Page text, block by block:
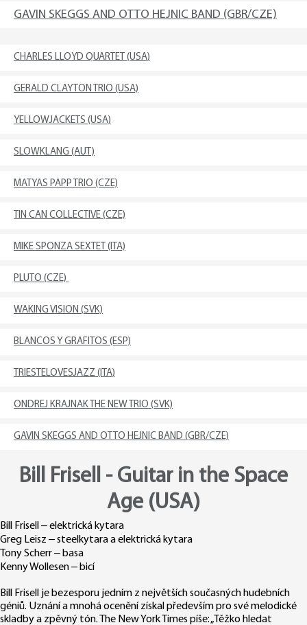
GAVIN SKEGGS AND OTTO HEJNIC BAND (GBR/CZE)
CHARLES LLOYD QUARTET (USA)
GERALD CLAYTON TRIO (USA)
YELLOWJACKETS (USA)
SLOWKLANG (AUT)
MATYAS PAPP TRIO (CZE)
TIN CAN COLLECTIVE (CZE)
MIKE SPONZA SEXTET (ITA)
PLUTO (CZE)
WAKING VISION (SVK)
BLANCOS Y GRAFITOS (ESP)
TRIESTELOVESJAZZ (ITA)
ONDREJ KRAJNAK THE NEW TRIO (SVK)
GAVIN SKEGGS AND OTTO HEJNIC BAND (GBR/CZE)
Bill Frisell - Guitar in the Space
Age (USA)
Bill Frisell – elektrická kytara
Greg Leisz – steelkytara a elektrická kytara
Tony Scherr – basa
Kenny Wollesen – bicí
Bill Frisell je bezesporu jedním z největších současných hudebních
géniů. Uznání a mnohá ocenění získal především pro své melodické
skladby a zpěvný tón. The New York Times píše: „Těžko hledat